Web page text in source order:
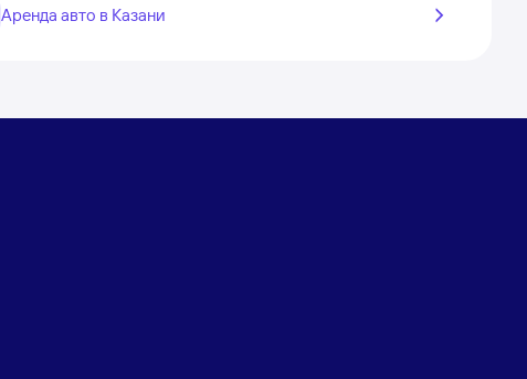
Аренда авто в Казани